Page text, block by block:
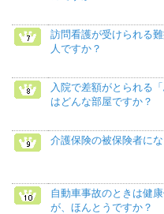
訪問看護が受けられる
人ですか？
入院で差額がとられる
はどんな部屋ですか？
介護保険の被保険者に
自動車事故のときは健
が、ほんとうですか？